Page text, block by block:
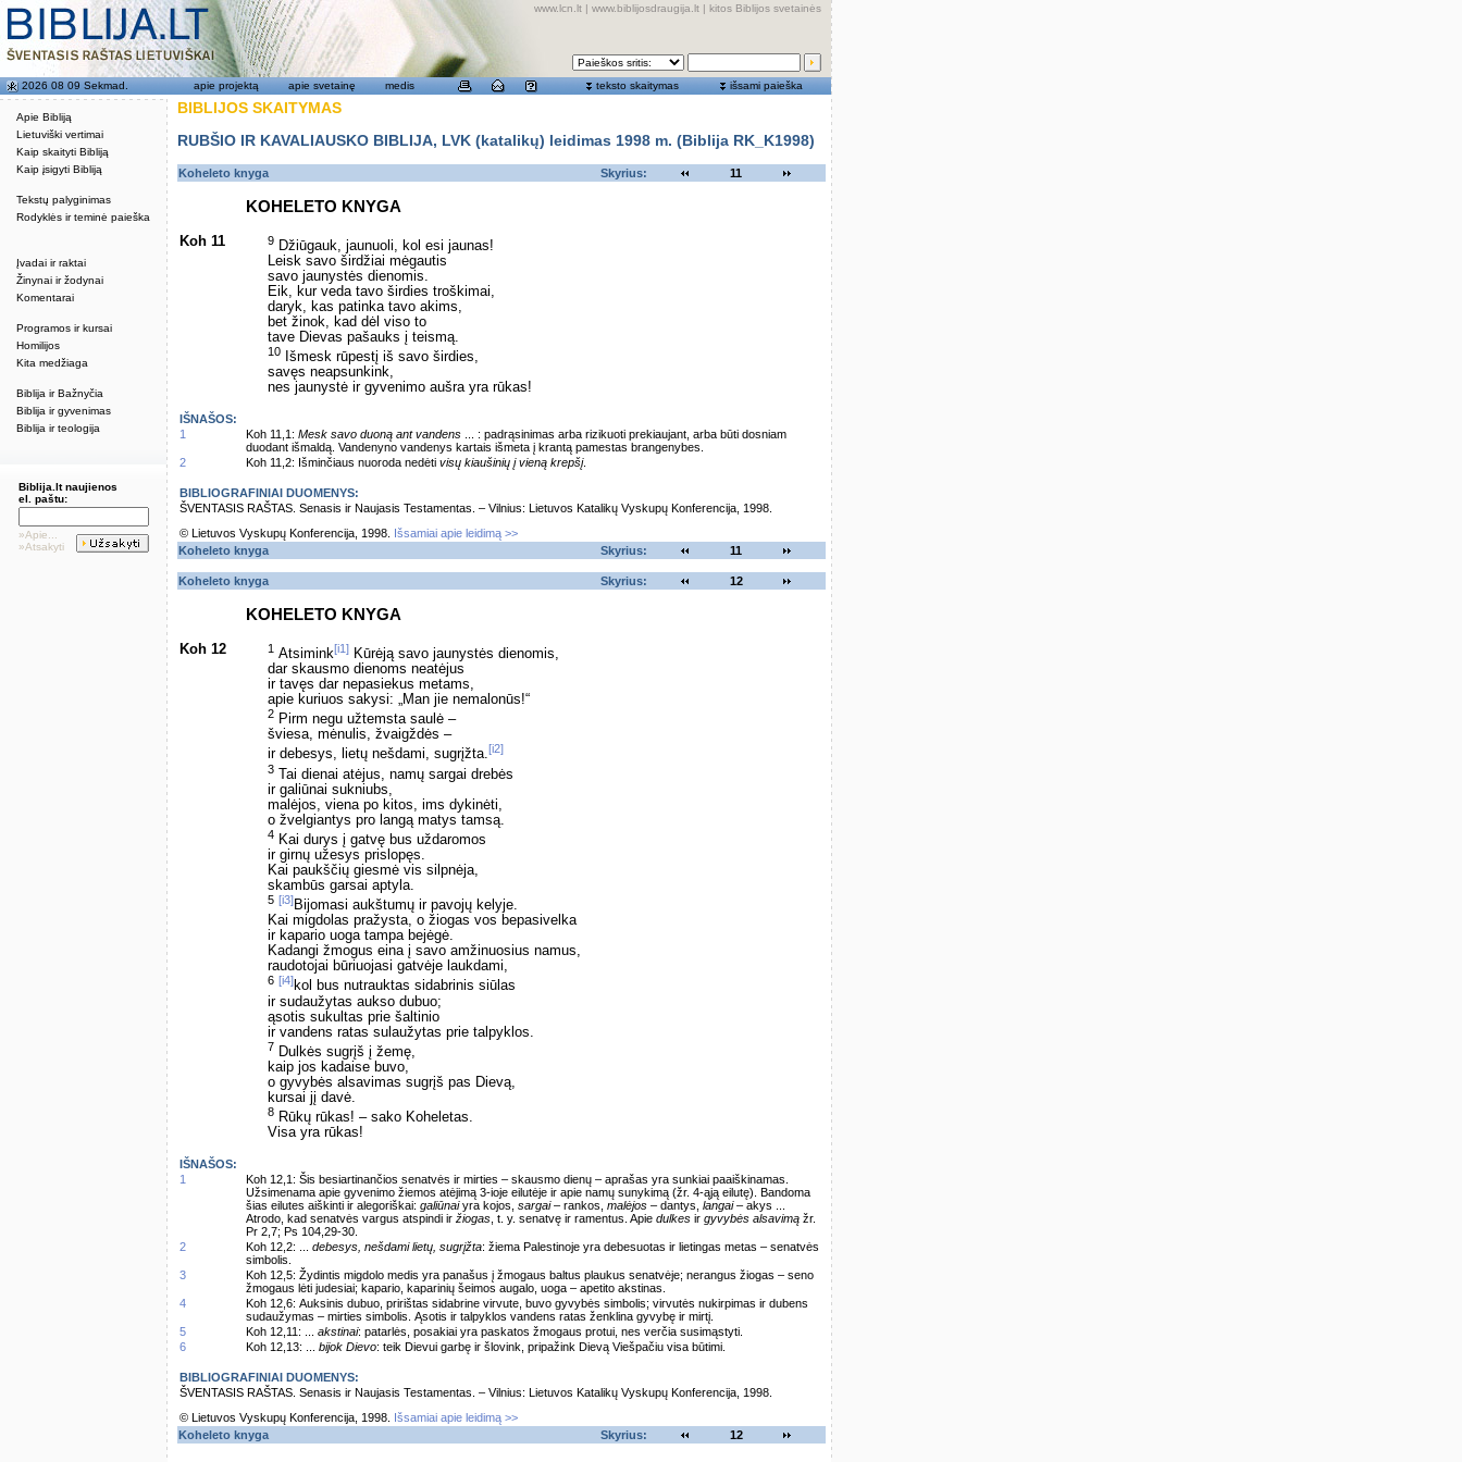
Apie Bibliją
Lietuviški vertimai
Kaip skaityti Bibliją
Kaip įsigyti Bibliją
Tekstų palyginimas
Rodyklės ir teminė paieška
Įvadai ir raktai
Žinynai ir žodynai
Komentarai
Programos ir kursai
Homilijos
Kita medžiaga
Biblija ir Bažnyčia
Biblija ir gyvenimas
Biblija ir teologija
www.lcn.lt | www.biblijosdraugija.lt | kitos Biblijos svetainės
2026 08 09 Sekmad. apie projektą apie svetainę medis teksto skaitymas išsami paieška
Biblija.lt naujienos
el. paštu:
»Apie...
»Atsakyti
BIBLIJOS SKAITYMAS
RUBŠIO IR KAVALIAUSKO BIBLIJA, LVK (katalikų) leidimas 1998 m. (Biblija RK_K1998)
Koheleto knyga Skyrius: 11
KOHELETO KNYGA
Koh 11 9 Džiūgauk, jaunuoli, kol esi jaunas!
Leisk savo širdžiai mėgautis
savo jaunystės dienomis.
Eik, kur veda tavo širdies troškimai,
daryk, kas patinka tavo akims,
bet žinok, kad dėl viso to
tave Dievas pašauks į teismą.
10 Išmesk rūpestį iš savo širdies,
savęs neapsunkink,
nes jaunystė ir gyvenimo aušra yra rūkas!
IŠNAŠOS:
1
Koh 11,1: Mesk savo duoną ant vandens ... : padrąsinimas arba rizikuoti prekiaujant, arba būti dosniam
duodant išmaldą. Vandenyno vandenys kartais išmeta į krantą pamestas brangenybes.
2
Koh 11,2: Išminčiaus nuoroda nedėti visų kiaušinių į vieną krepšį.
BIBLIOGRAFINIAI DUOMENYS:
ŠVENTASIS RAŠTAS. Senasis ir Naujasis Testamentas. – Vilnius: Lietuvos Katalikų Vyskupų Konferencija, 1998.
© Lietuvos Vyskupų Konferencija, 1998.
Išsamiai apie leidimą >>
Koheleto knyga
Skyrius: 11
Koheleto knyga Skyrius: 12
KOHELETO KNYGA
Koh 12 1 Atsimink[i1] Kūrėją savo jaunystės dienomis,
dar skausmo dienoms neatėjus
ir tavęs dar nepasiekus metams,
apie kuriuos sakysi: „Man jie nemalonūs!“
2 Pirm negu užtemsta saulė –
šviesa, mėnulis, žvaigždės –
ir debesys, lietų nešdami, sugrįžta.[i2]
3 Tai dienai atėjus, namų sargai drebės
ir galiūnai sukniubs,
malėjos, viena po kitos, ims dykinėti,
o žvelgiantys pro langą matys tamsą.
4 Kai durys į gatvę bus uždaromos
ir girnų užesys prislopęs.
Kai paukščių giesmė vis silpnėja,
skambūs garsai aptyla.
5 [i3]Bijomasi aukštumų ir pavojų kelyje.
Kai migdolas pražysta, o žiogas vos bepasivelka
ir kapario uoga tampa bejėgė.
Kadangi žmogus eina į savo amžinuosius namus,
raudotojai būriuojasi gatvėje laukdami,
6 [i4] kol bus nutrauktas sidabrinis siūlas
ir sudaužytas aukso dubuo;
ąsotis sukultas prie šaltinio
ir vandens ratas sulaužytas prie talpyklos.
7 Dulkės sugrįš į žemę,
kaip jos kadaise buvo,
o gyvybės alsavimas sugrįš pas Dievą,
kursai jį davė.
8 Rūkų rūkas! – sako Koheletas.
Visa yra rūkas!
IŠNAŠOS:
1
Koh 12,1: Šis besiartinančios senatvės ir mirties – skausmo dienų – aprašas yra sunkiai paaiškinamas.
Užsimenama apie gyvenimo žiemos atėjimą 3-ioje eilutėje ir apie namų sunykimą (žr. 4-ąją eilutę). Bandoma
šias eilutes aiškinti ir alegoriškai: galiūnaiyra kojos, sargai– rankos, malėjos – dantys, langai– akys ...
Atrodo, kad senatvės vargus atspindi ir žiogas , t. y. senatvę ir ramentus. Apie dulkes ir gyvybės alsavimą žr.
Pr 2,7; Ps 104,29-30.
2
Koh 12,2: ... debesys, nešdami lietų, sugrįžta: žiema Palestinoje yra debesuotas ir lietingas metas – senatvės
simbolis.
3
Koh 12,5: Žydintis migdolo medis yra panašus į žmogaus baltus plaukus senatvėje; nerangus žiogas – seno
žmogaus lėti judesiai; kapario, kaparinių šeimos augalo, uoga – apetito akstinas.
4
Koh 12,6: Auksinis dubuo, pririštas sidabrine virvute, buvo gyvybės simbolis; virvutės nukirpimas ir dubens
sudaužymas – mirties simbolis. Ąsotis ir talpyklos vandens ratas ženklina gyvybę ir mirtį.
5
Koh 12,11: ... akstinai: patarlės, posakiai yra paskatos žmogaus protui, nes verčia susimąstyti.
6
Koh 12,13: ... bijok Dievo: teik Dievui garbę ir šlovink, pripažink Dievą Viešpačiu visa būtimi.
BIBLIOGRAFINIAI DUOMENYS:
ŠVENTASIS RAŠTAS. Senasis ir Naujasis Testamentas. – Vilnius: Lietuvos Katalikų Vyskupų Konferencija, 1998.
© Lietuvos Vyskupų Konferencija, 1998.
Išsamiai apie leidimą >>
Koheleto knyga
Skyrius: 12